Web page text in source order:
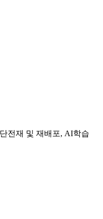
전재 및 재배포, AI학습